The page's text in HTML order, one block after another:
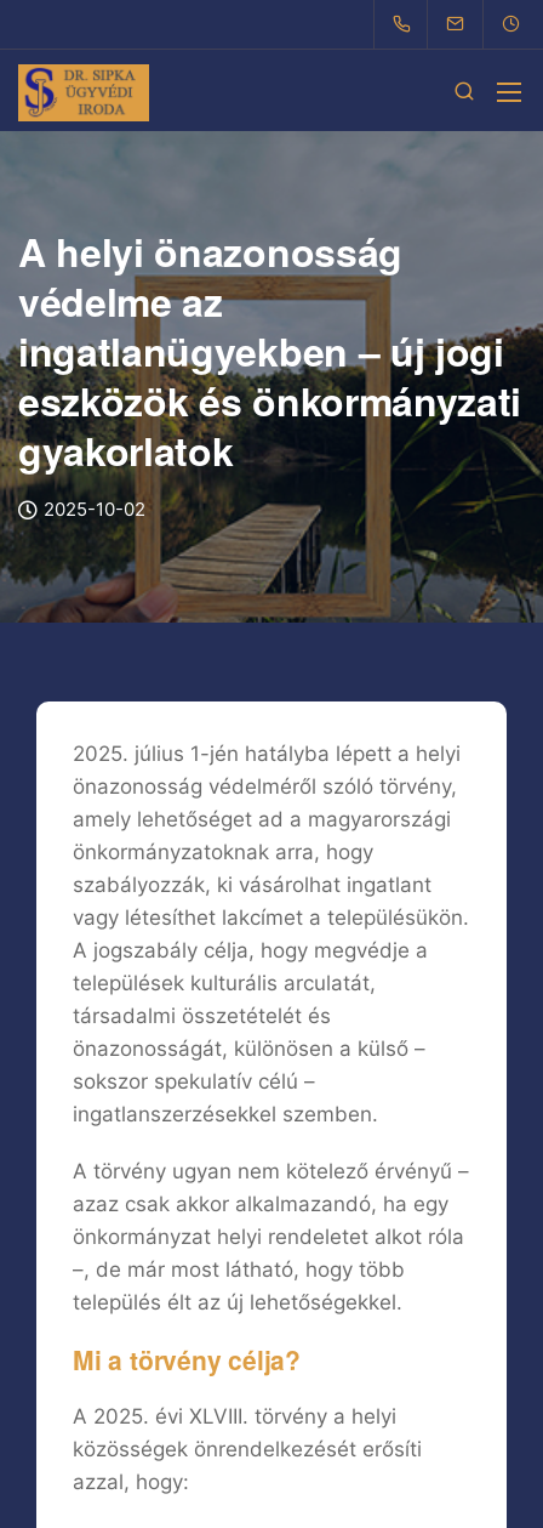
A helyi önazonosság
védelme az
ingatlanügyekben – új jogi
eszközök és önkormányzati
gyakorlatok
2025-10-02
2025. július 1-jén hatályba lépett a helyi
önazonosság védelméről szóló törvény,
amely lehetőséget ad a magyarországi
önkormányzatoknak arra, hogy
szabályozzák, ki vásárolhat ingatlant
vagy létesíthet lakcímet a településükön.
A jogszabály célja, hogy megvédje a
települések kulturális arculatát,
társadalmi összetételét és
önazonosságát, különösen a külső –
sokszor spekulatív célú –
ingatlanszerzésekkel szemben.
A törvény ugyan nem kötelező érvényű –
azaz csak akkor alkalmazandó, ha egy
önkormányzat helyi rendeletet alkot róla
–, de már most látható, hogy több
település élt az új lehetőségekkel.
Mi a törvény célja?
A 2025. évi XLVIII. törvény a helyi
közösségek önrendelkezését erősíti
azzal, hogy: